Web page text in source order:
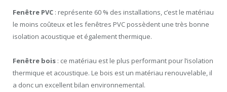
Fenêtre PVC : représente 60 % des installations, c’est le matériau
le moins coûteux et les fenêtres PVC possèdent une très bonne
isolation acoustique et également thermique.
Fenêtre bois : ce matériau est le plus performant pour l’isolation
thermique et acoustique. Le bois est un matériau renouvelable, il
a donc un excellent bilan environnemental.